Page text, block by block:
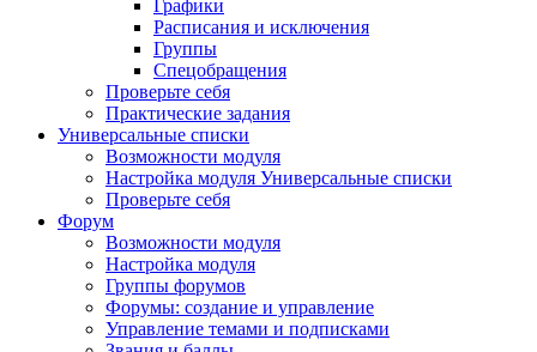
Графики
Расписания и исключения
Группы
Спецобращения
Проверьте себя
Практические задания
Универсальные списки
Возможности модуля
Настройка модуля Универсальные списки
Проверьте себя
Форум
Возможности модуля
Настройка модуля
Группы форумов
Форумы: создание и управление
Управление темами и подписками